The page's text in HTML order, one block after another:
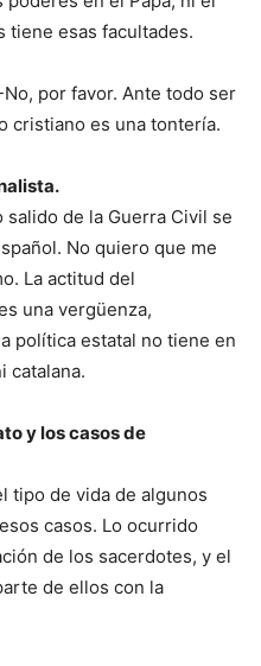
tiene esas facultades.
No, por favor. Ante todo ser
cristiano es una tontería.
de la Guerra Civil se
No quiero que me
La actitud del
una vergüenza,
política estatal no tiene en
catalana.
y los casos de
tipo de vida de algunos
casos. Lo ocurrido
de los sacerdotes, y el
de ellos con la